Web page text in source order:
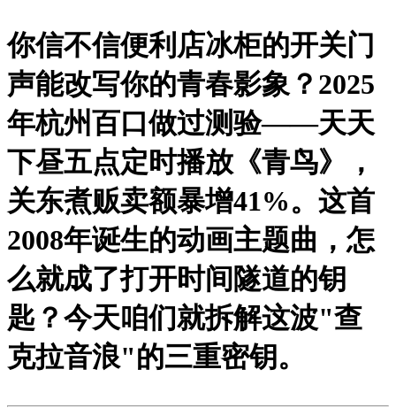
你信不信便利店冰柜的开关门
声能改写你的青春影象？2025
年杭州百口做过测验——天天
下昼五点定时播放《青鸟》，
关东煮贩卖额暴增41%。这首
2008年诞生的动画主题曲，怎
么就成了打开时间隧道的钥
匙？今天咱们就拆解这波"查
克拉音浪"的三重密钥。